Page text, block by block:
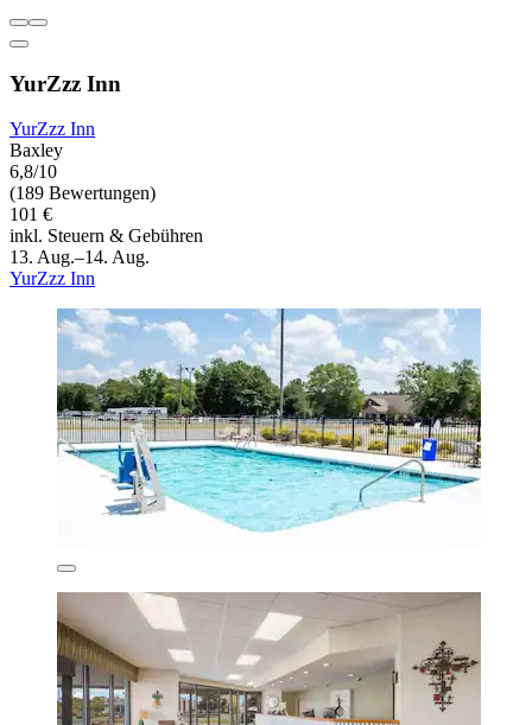
YurZzz Inn
YurZzz Inn
Baxley
6,8/10
(189 Bewertungen)
101 €
inkl. Steuern & Gebühren
13. Aug.–14. Aug.
YurZzz Inn